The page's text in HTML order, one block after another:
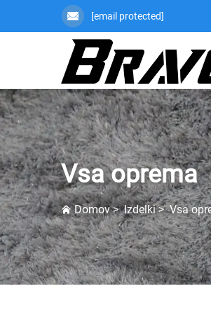
[email protected]
Vsa oprema
Domov>Izdelki>Vsa